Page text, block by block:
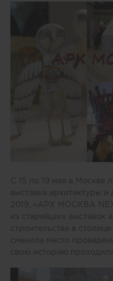
С 15 по 19 мая в Москве
выставка архитектуры
2019, «АРХ МОСКВА
из старейших выставок
строительства в
сменила место
свою историю